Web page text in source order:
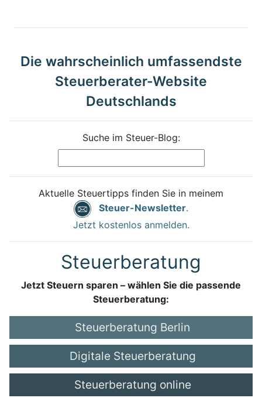
Die wahrscheinlich umfassendste
Steuerberater-Website
Deutschlands
Suche im Steuer-Blog:
Aktuelle Steuertipps finden Sie in meinem
Steuer-Newsletter.
Jetzt kostenlos anmelden.
Steuerberatung
Jetzt Steuern sparen – wählen Sie die passende
Steuerberatung:
Steuerberatung Berlin
Digitale Steuerberatung
Steuerberatung online